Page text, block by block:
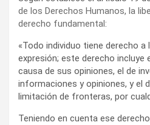
de los Derechos Humanos, la
derecho fundamental:
«Todo individuo tiene derecho a
expresión; este derecho incluye
causa de sus opiniones, el de
informaciones y opiniones, y el
limitación de fronteras, por
Teniendo en cuenta ese